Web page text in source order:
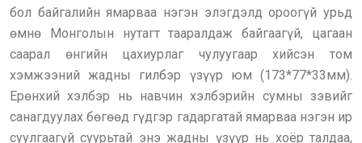
бол байгалийн ямарваа нэгэн элэгдэлд ороогүй урьд
өмнө Монголын нутагт тааралдаж байгаагүй, цагаан
саарал өнгийн цахиурлаг чулуугаар хийсэн том
хэмжээний жадны гилбэр үзүүр юм (173*77*33мм).
Ерөнхий хэлбэр нь навчин хэлбэрийн сумны зэвийг
санагдуулах бөгөөд гүдгэр гадаргатай ямарваа нэгэн ир
суулгаагүй суурьтай энэ жадны үзүүр нь хоёр талдаа,